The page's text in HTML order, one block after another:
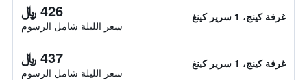
غرفة كينج، 1 سرير كينغ 426 ﷼
سعر الليلة شامل الرسوم
غرفة كينج، 1 سرير كينغ 437 ﷼
سعر الليلة شامل الرسوم